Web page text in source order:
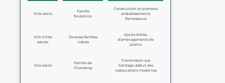
XVIe siècle
Famille
fondatrice
Construction et premiers
embellissements
Renaissance
XVII-XVIIIe
siècles
Diverses familles
nobles
Ajouts d’ailes,
d’aménagements de
jardins
XXe siècle
Famille de
Chambray
Transmission par
héritage, début des
restaurations modernes